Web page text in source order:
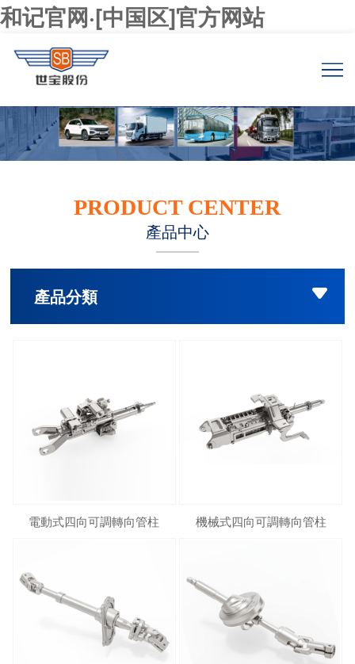
和记官网·[中国区]官方网站
PRODUCT CENTER
產品中心
產品分類 
電動式四向可調轉向管柱 機械式四向可調轉向管柱